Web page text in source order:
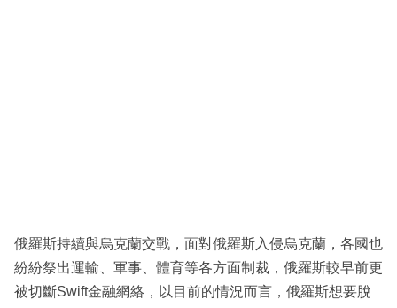
俄羅斯持續與烏克蘭交戰，面對俄羅斯入侵烏克蘭，各國也
紛紛祭出運輸、軍事、體育等各方面制裁，俄羅斯較早前更
被切斷Swift金融網絡，以目前的情況而言，俄羅斯想要脫